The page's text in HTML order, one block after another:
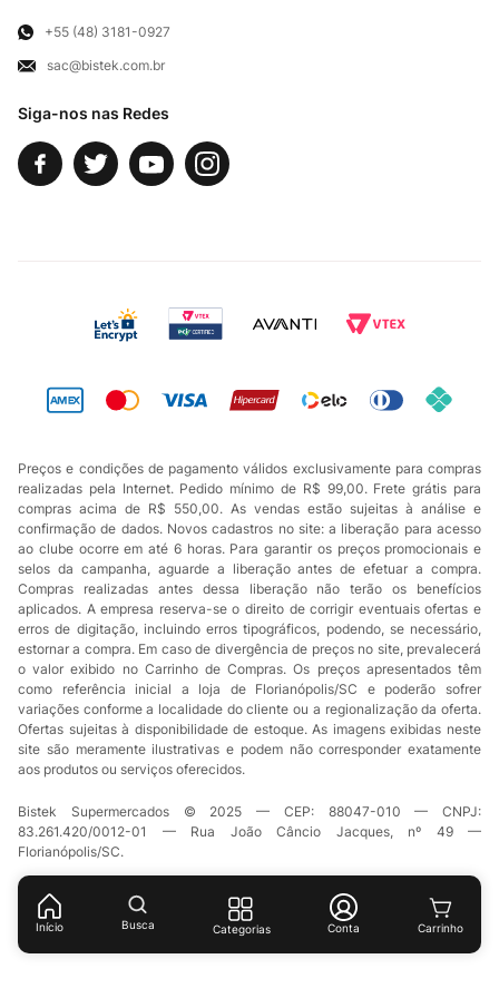
Início Busca Categorias Conta
Siga-nos nas Redes
Exercício de Direito
Fale Conosco
+55 (48) 3181-0927
sac@bistek.com.br
Preços e condições de pagamento válidos exclusivamente para compras
realizadas pela Internet. Pedido mínimo de R$ 99,00. Frete grátis para
compras acima de R$ 550,00. As vendas estão sujeitas à análise e
confirmação de dados. Novos cadastros no site: a liberação para acesso
ao clube ocorre em até 6 horas. Para garantir os preços promocionais e
selos da campanha, aguarde a liberação antes de efetuar a compra.
Compras realizadas antes dessa liberação não terão os benefícios
aplicados. A empresa reserva-se o direito de corrigir eventuais ofertas e
erros de digitação, incluindo erros tipográficos, podendo, se necessário,
estornar a compra. Em caso de divergência de preços no site, prevalecerá
o valor exibido no Carrinho de Compras. Os preços apresentados têm
como referência inicial a loja de Florianópolis/SC e poderão sofrer
variações conforme a localidade do cliente ou a regionalização da oferta.
Ofertas sujeitas à disponibilidade de estoque. As imagens exibidas neste
site são meramente ilustrativas e podem não corresponder exatamente
aos produtos ou serviços oferecidos.
Bistek Supermercados © 2025 — CEP: 88047-010 — CNPJ:
83.261.420/0012-01 — Rua João Câncio Jacques, nº 49 —
Florianópolis/SC.